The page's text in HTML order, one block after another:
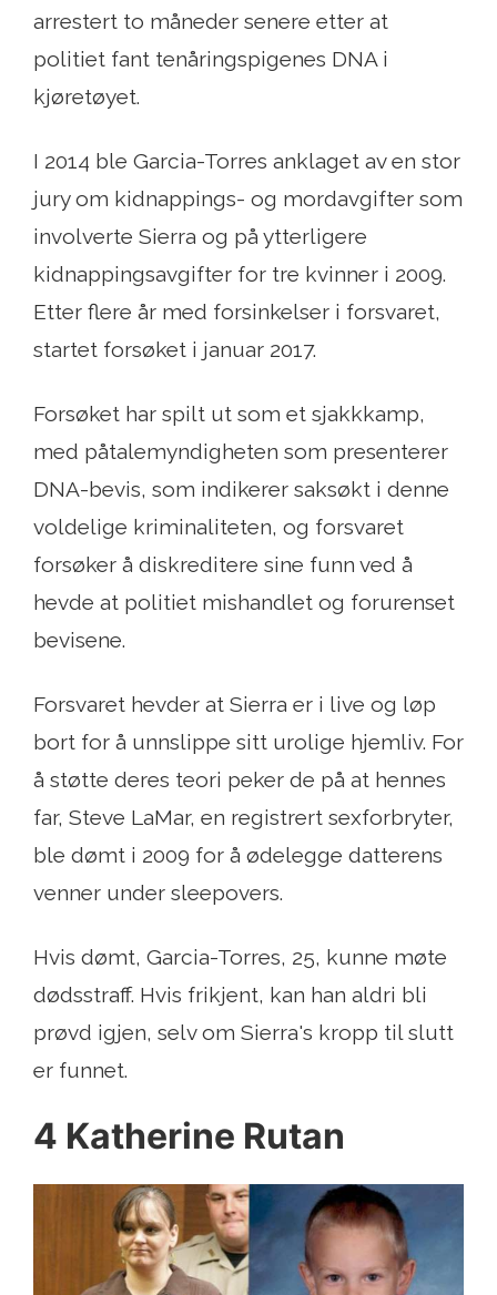
arrestert to måneder senere etter at
politiet fant tenåringspigenes DNA i
kjøretøyet.
I 2014 ble Garcia-Torres anklaget av en stor
jury om kidnappings- og mordavgifter som
involverte Sierra og på ytterligere
kidnappingsavgifter for tre kvinner i 2009.
Etter flere år med forsinkelser i forsvaret,
startet forsøket i januar 2017.
Forsøket har spilt ut som et sjakkkamp, ​​
med påtalemyndigheten som presenterer
DNA-bevis, som indikerer saksøkt i denne
voldelige kriminaliteten, og forsvaret
forsøker å diskreditere sine funn ved å
hevde at politiet mishandlet og forurenset
bevisene.
Forsvaret hevder at Sierra er i live og løp
bort for å unnslippe sitt urolige hjemliv. For
å støtte deres teori peker de på at hennes
far, Steve LaMar, en registrert sexforbryter,
ble dømt i 2009 for å ødelegge datterens
venner under sleepovers.
Hvis dømt, Garcia-Torres, 25, kunne møte
dødsstraff. Hvis frikjent, kan han aldri bli
prøvd igjen, selv om Sierra's kropp til slutt
er funnet.
4 Katherine Rutan